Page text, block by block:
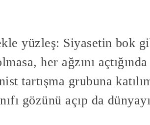
yüzleş: Siyasetin bok
her ağzını
tartışma grubuna
gözünü açıp da